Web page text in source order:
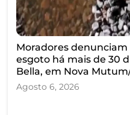
Moradores
esgoto há mais de 30
Bella, em Nova
Agosto 6, 2026